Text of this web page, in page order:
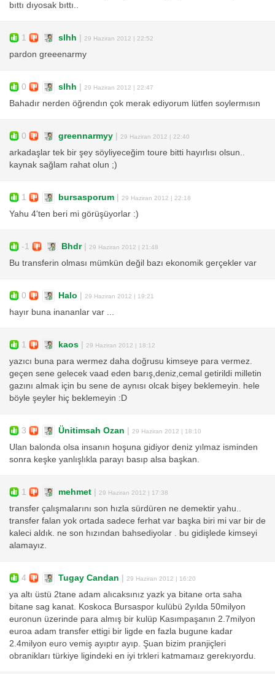
bıttı dıyosak bıttı..
1 slhh | 29 Haziran 2012 | 22:52
pardon greeenarmy
0 slhh | 29 Haziran 2012 | 22:47
Bahadır nerden öğrendın çok merak ediyorum lütfen soylermısın
0 greennarmyy | 29 Haziran 2012 | 22:40
arkadaşlar tek bir şey söyliyeceğim toure bitti hayırlısı olsun..
kaynak sağlam rahat olun ;)
1 bursasporum | 29 Haziran 2012 | 22:18
Yahu 4'ten beri mi görüşüyorlar :)
-1 Bhdr| 29 Haziran 2012 | 21:48
Bu transferin olması mümkün değil bazı ekonomik gerçekler var
0 Halo | 29 Haziran 2012 | 19:21
hayır buna inananlar var ...
1 kaos | 29 Haziran 2012 | 18:12
yazıcı buna para wermez daha doğrusu kimseye para vermez.
geçen sene gelecek vaad eden barış,deniz,cemal getirildi milletin
gazını almak için bu sene de aynısı olcak bişey beklemeyin. hele
böyle şeyler hiç beklemeyin :D
3 Ünitimsah Ozan | 29 Haziran 2012 | 18:10
Ulan balonda olsa insanın hoşuna gidiyor deniz yılmaz isminden
sonra keşke yanlışlıkla parayı basıp alsa başkan.
1 mehmet | 29 Haziran 2012 | 17:38
transfer çalışmalarını son hızla sürdüren ne demektir yahu..
transfer falan yok ortada sadece ferhat var başka biri mi var bir de
kaleci aldık. ne son hızından bahsediyolar . bu gidişlede kimseyi
alamayız.
4 Tugay Candan | 29 Haziran 2012 | 16:20
ya altı üstü 2tane adam alıcaksınız yazk ya bitane orta saha
bitane sag kanat. Koskoca Bursaspor kulübü 2yılda 50milyon
euronun üzerinde para almış bir kulüp Kasımpaşanın 2.7milyon
euroa adam transfer ettigi bir ligde en fazla bugune kadar
2.4milyon euro vemiş ayıptır ayıp. Şuan bizim pranjiçleri
obranikları türkiye ligindeki en iyi trkleri katmamaız gerekıyordu.